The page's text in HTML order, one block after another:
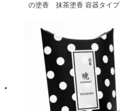
の塗香 抹茶塗香 容器タイプ